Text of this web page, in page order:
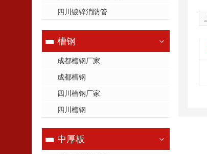
四川镀锌消防管
槽钢
成都槽钢厂家
成都槽钢
四川槽钢厂家
四川槽钢
中厚板